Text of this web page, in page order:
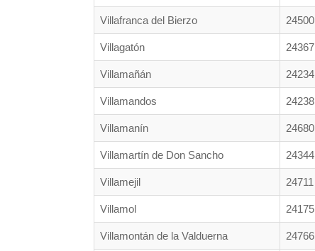
Villafranca del Bierzo 24500
Villagatón 24367
Villamañán 24234
Villamandos 24238
Villamanín 24680
Villamartín de Don Sancho 24344
Villamejil 24711
Villamol 24175
Villamontán de la Valduerna 24766